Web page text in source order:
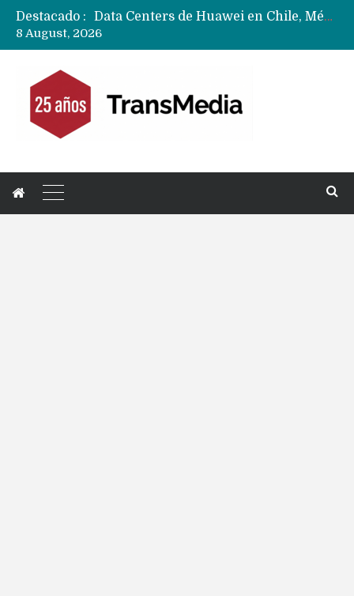
Destacado :
Data Centers de Huawei en Chile, México, Brasil,Perú y Argentina podrían verse afectados por arremetida de EE.UU
8 August, 2026